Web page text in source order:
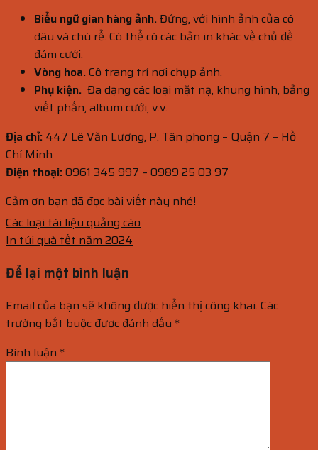
Biểu ngữ gian hàng ảnh.Đứng, với hình ảnh của cô
dâu và chú rể. Có thể có các bản in khác về chủ đề
đám cưới.
Vòng hoa.Cô trang trí nơi chụp ảnh.
Phụ kiện. Đa dạng các loại mặt nạ, khung hình, bảng
viết phấn, album cưới, v.v.
Địa chỉ: 447 Lê Văn Lương, P. Tân phong – Quận 7 – Hồ
Chí Minh
Điện thoại:0961 345 997 – 0989 25 03 97
Cảm ơn bạn đã đọc bài viết này nhé!
Các loại tài liệu quảng cáo
In túi quà tết năm 2024
Để lại một bình luận
Email của bạn sẽ không được hiển thị công khai. Các
trường bắt buộc được đánh dấu *
Bình luận *